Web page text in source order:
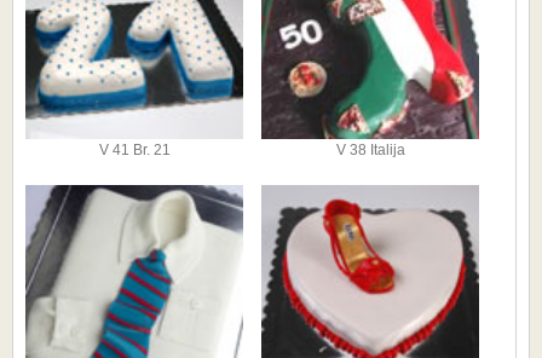
V 41 Br. 21 V 38 Italija